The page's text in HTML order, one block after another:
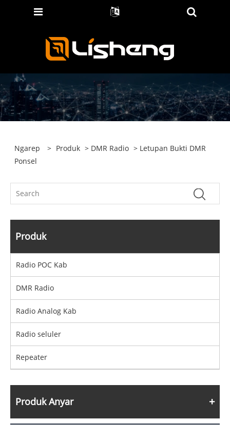
Ngarep > Produk > DMR Radio > Letupan Bukti DMR
Ponsel
Produk
Radio POC Kab
DMR Radio
Radio Analog Kab
Radio seluler
Repeater
Produk Anyar